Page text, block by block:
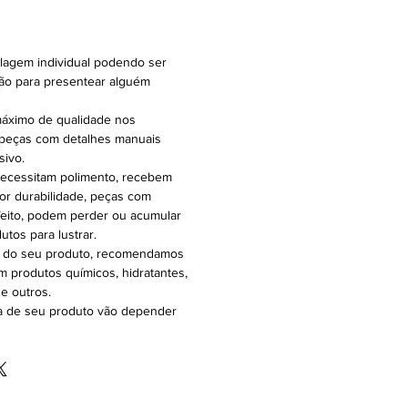
individual podendo ser
para presentear alguém
de qualidade nos
com detalhes manuais
polimento, recebem
durabilidade, peças com
podem perder ou acumular
para lustrar.
seu produto, recomendamos
produtos químicos, hidratantes,
outros.
de seu produto vão depender